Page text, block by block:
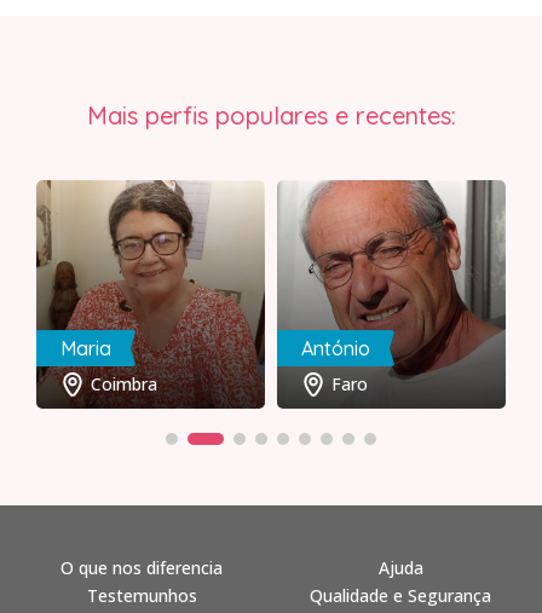
Mais perfis populares e recentes:
Maria
Coimbra
António
Faro
O que nos diferencia
Testemunhos
Ajuda
Qualidade e Segurança